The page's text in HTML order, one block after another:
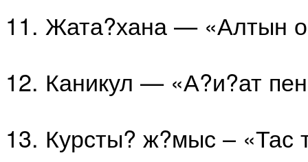
11. Жата?хана — «Алтын
12. Каникул — «А?и?ат
13. Курсты? ж?мыс – «Тас